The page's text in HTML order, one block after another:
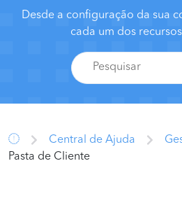
Desde a configuração da sua
cada um dos
Central de Ajuda
Pasta de Cliente